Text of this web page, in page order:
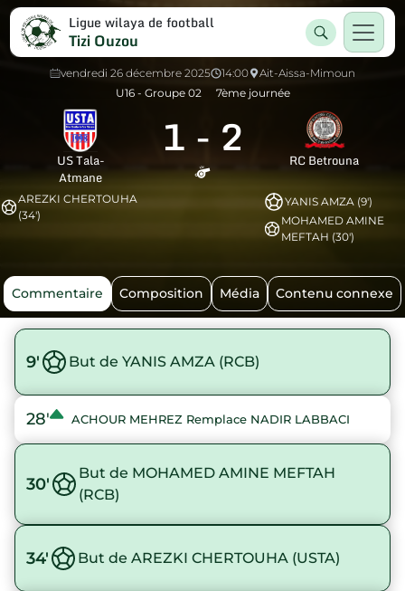
Ligue wilaya de football
Tizi Ouzou
vendredi 26 décembre 2025 14:00
Ait-Aissa-Mimoun
U16 - Groupe 02
7ème journée
US Tala-
Atmane
1 - 2 RC Betrouna
AREZKI CHERTOUHA
(34')
YANIS AMZA (9')
MOHAMED AMINE
MEFTAH (30')
Commentaire Composition Média Contenu connexe
9' But de YANIS AMZA (RCB)
28' ACHOUR MEHREZ Remplace NADIR LABBACI
30'
But de MOHAMED AMINE MEFTAH
(RCB)
34' But de AREZKI CHERTOUHA (USTA)